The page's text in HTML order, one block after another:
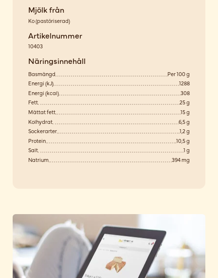
Mjölk från
Ko(pastöriserad)
Artikelnummer
10403
Näringsinnehåll
Basmängd
Per 100 g
Energi (kJ)
1288
Energi (kcal)
308
Fett
25 g
Mättat fett
15 g
Kolhydrat
6,5 g
Sockerarter
1,2 g
Protein
10,5 g
Salt
1 g
Natrium
394 mg